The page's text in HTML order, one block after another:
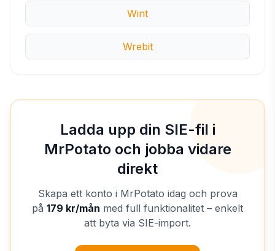
Wint
Wrebit
Ladda upp din SIE-fil i
MrPotato och jobba vidare
direkt
Skapa ett konto i MrPotato idag och prova
på 179 kr/mån med full funktionalitet – enkelt
att byta via SIE-import.